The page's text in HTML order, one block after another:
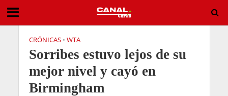
CRÓNICAS • WTA
Sorribes estuvo lejos de su
mejor nivel y cayó en
Birmingham